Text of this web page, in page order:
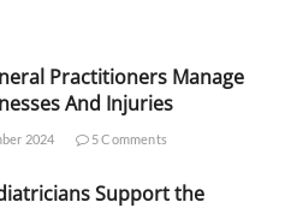
Practitioners Manage
And Injuries
2024 5 Comments
Support the